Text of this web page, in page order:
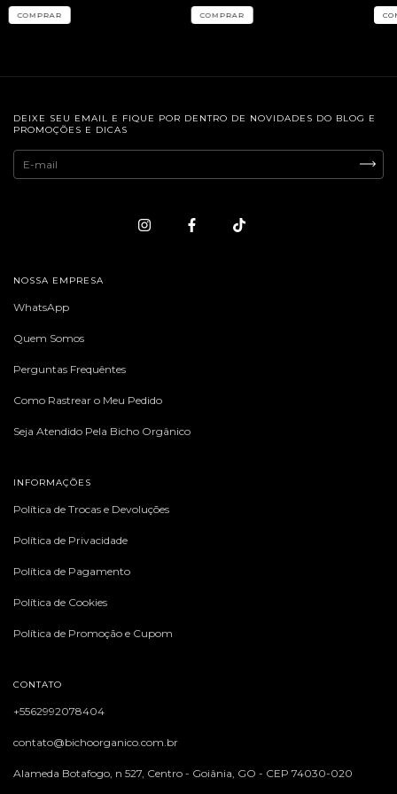
COMPRAR
DEIXE SEU EMAIL E FIQUE POR DENTRO DE NOVIDADES DO BLOG E
PROMOÇÕES E DICAS
NOSSA EMPRESA
WhatsApp
Quem Somos
Perguntas Frequêntes
Como Rastrear o Meu Pedido
Seja Atendido Pela Bicho Orgânico
INFORMAÇÕES
Política de Trocas e Devoluções
Política de Privacidade
Política de Pagamento
Política de Cookies
Política de Promoção e Cupom
CONTATO
+5562992078404
contato@bichoorganico.com.br
Alameda Botafogo, n 527, Centro - Goiânia, GO - CEP 74030-020